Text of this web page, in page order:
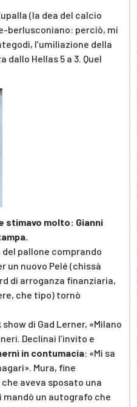
(la dea del calcio
berlusconiano: perciò, mi
l’umiliazione della
Hellas 5 a 3. Quel
stimavo molto: Gianni
pallone comprando
un nuovo Pelé (chissà
di arroganza finanziaria,
che tipo) tornò
di Gad Lerner, «Milano
Declinai l’invito e
in contumacia: «Mi sa
Mura, fine
aveva sposato una
un autografo che